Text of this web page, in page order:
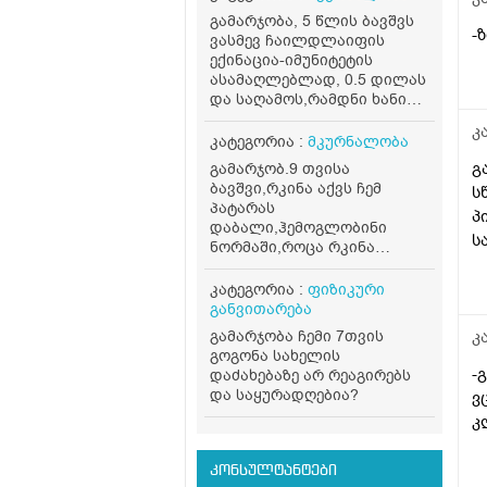
გამარჯობა, 5 წლის ბავშვს
ვასმევ ჩაილდლაიფის
ექინაცია-იმუნიტეტის
ასამაღლებლად, 0.5 დილას
და საღამოს,რამდნი ხანი
დავალევინო და რამდენი
დავასვენო? თუ მთელი
კატეგორია : მკურნალობა
გამარჯობ.9 თვისა
ბავშვი,რკინა აქვს ჩემ
პატარას
დაბალი,ჰემოგლობინი
ნორმაში,როცა რკინა
დაბალია სისხლის
ანალიზში რომელიმე
მაჩვენებლის შეცვლა თუ
ჩავრთო რომ რკიმა
აუმაღლო?მადლობა
კატეგორია : ფიზიკური
განვითარება
გამარჯობა ჩემი 7თვის
გოგონა სახელის
დაძახებაზე არ რეაგირებს
და საყურადღებია?
კონსულტანტები
-
-